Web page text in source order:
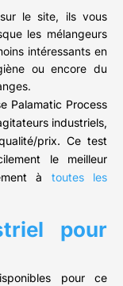
le site, ils vous
les mélangeurs
intéressants en
ou encore du
Palamatic Process
industriels,
prix. Ce test
le meilleur
à toutes les
pour
pour ce